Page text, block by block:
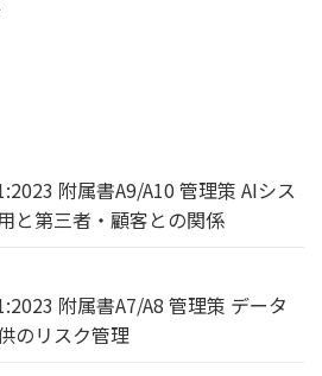
附属書A9/A10 管理策 AIシス
と第三者・顧客との関係
附属書A7/A8 管理策 データ
のリスク管理